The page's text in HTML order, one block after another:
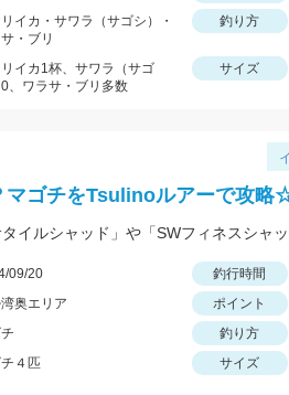
イカ・サワラ（サゴシ）・
・ブリ
釣り方
イカ1杯、サワラ（サゴ
、ワラサ・ブリ多数
サイズ
マゴチをTsulinoルアーで攻略
09/20 釣行時間
奥エリア
ポイント
釣り方
４匹 サイズ